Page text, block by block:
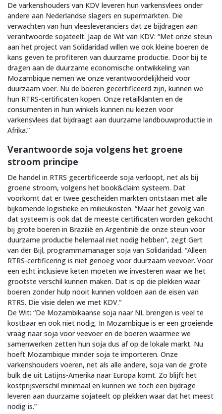
De varkenshouders van KDV leveren hun varkensvlees onder
andere aan Nederlandse slagers en supermarkten. Die
verwachten van hun vleesleveranciers dat ze bijdragen aan
verantwoorde sojateelt. Jaap de Wit van KDV: “Met onze steun
aan het project van Solidaridad willen we ook kleine boeren de
kans geven te profiteren van duurzame productie. Door bij te
dragen aan de duurzame economische ontwikkeling van
Mozambique nemen we onze verantwoordelijkheid voor
duurzaam voer. Nu de boeren gecertificeerd zijn, kunnen we
hun RTRS-certificaten kopen. Onze retailklanten en de
consumenten in hun winkels kunnen nu kiezen voor
varkensvlees dat bijdraagt aan duurzame landbouwproductie in
Afrika.”
Verantwoorde soja volgens het groene
stroom principe
De handel in RTRS gecertificeerde soja verloopt, net als bij
groene stroom, volgens het book&claim systeem. Dat
voorkomt dat er twee gescheiden markten ontstaan met alle
bijkomende logistieke en milieukosten. “Maar het gevolg van
dat systeem is ook dat de meeste certificaten worden gekocht
bij grote boeren in Brazilië en Argentinië die onze steun voor
duurzame productie helemaal niet nodig hebben”, zegt Gert
van der Bijl, programmamanager soja van Solidaridad. “Alleen
RTRS-certificering is niet genoeg voor duurzaam veevoer. Voor
een echt inclusieve keten moeten we investeren waar we het
grootste verschil kunnen maken. Dat is op die plekken waar
boeren zonder hulp nooit kunnen voldoen aan de eisen van
RTRS. Die visie delen we met KDV.”
De Wit: “De Mozambikaanse soja naar NL brengen is veel te
kostbaar en ook niet nodig. In Mozambique is er een groeiende
vraag naar soja voor veevoer en de boeren waarmee we
samenwerken zetten hun soja dus af op de lokale markt. Nu
hoeft Mozambique minder soja te importeren. Onze
varkenshouders voeren, net als alle andere, soja van de grote
bulk die uit Latijns-Amerika naar Europa komt. Zo blijft het
kostprijsverschil minimaal en kunnen we toch een bijdrage
leveren aan duurzame sojateelt op plekken waar dat het meest
nodig is.”